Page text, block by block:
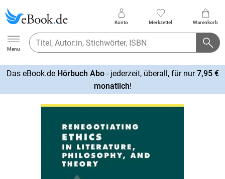
Ebook.de
Menu
Konto Merkzettel Warenkorb
Das eBook.de Hörbuch Abo- jederzeit, überall, für nur7,95 €
monatlich!